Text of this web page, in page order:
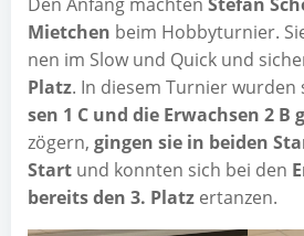
Miet­chen beim Hob­by­tur­nier.
nen im Slow und Quick und
Platz. In die­sem Tur­nier wur­den
sen 1 C und die Erwach­sen 2 B
zögern, gin­gen sie in bei­den
Start und konn­ten sich bei den
bereits den 3. Platz ertanzen.